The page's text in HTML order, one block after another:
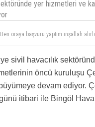
yer hizmetleri ve
çelebiye girecekseniz sakın ama
hafta dayanamadım
Havaş daha mı iyi maaş veriyor
sivil havacılık
öncü kuruluşu
devam ediyor.
itibari ile Bingöl